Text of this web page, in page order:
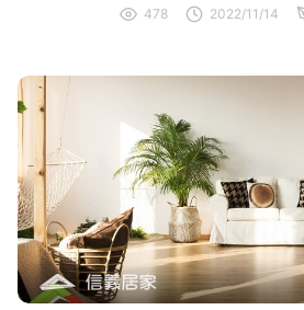
478 2022/11/14